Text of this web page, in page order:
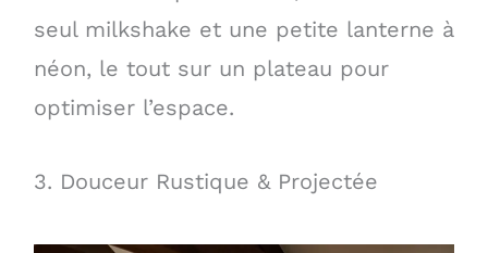
seul milkshake et une petite lanterne à
néon, le tout sur un plateau pour
optimiser l’espace.
3. Douceur Rustique & Projectée